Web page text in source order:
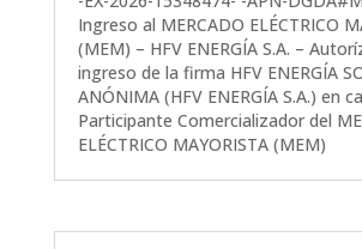
Ingreso al MERCADO ELÉCTRICO
(MEM) – HFV ENERGÍA S.A. –
ingreso de la firma HFV ENERGÍA
ANÓNIMA (HFV ENERGÍA S.A.) en
Participante Comercializador del
ELÉCTRICO MAYORISTA (MEM)